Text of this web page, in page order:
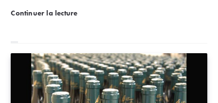
sont (presque !) éternels…
Continuer la lectureDégustation : 1914 – 2014, cent ans de Château